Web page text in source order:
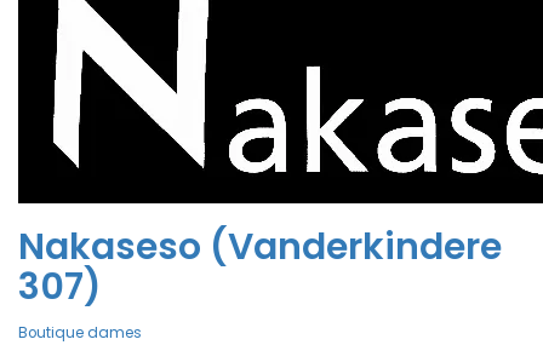
Nakaseso (Vanderkindere
307)
Boutique dames